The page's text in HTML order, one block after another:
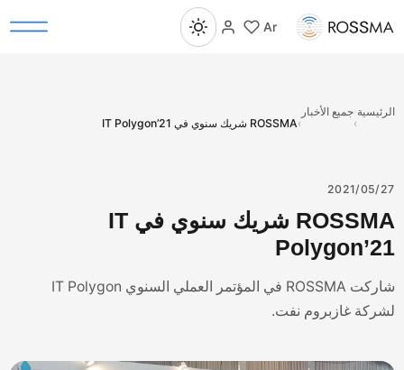
جميع الأخبار
ROSSMA شريك سنوي في IT Polygon’21
2021/05/
ROSSMA شريك سنوي في IT
شاركت ROSSMA في المؤتمر العملي السنوي IT Polygon
غازبروم نفت.